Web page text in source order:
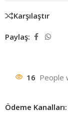
Karşılaştır
Paylaş:
16 People
Ödeme Kanalları: